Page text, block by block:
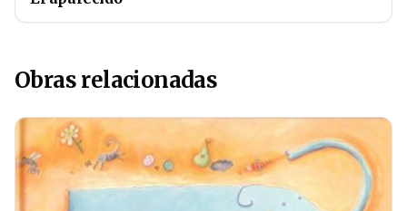
Obras relacionadas